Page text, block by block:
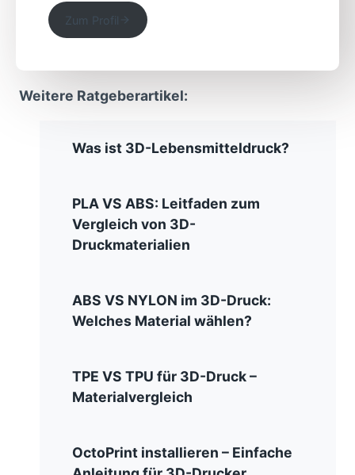
Zum Profil
Weitere Ratgeberartikel:
Was ist 3D-Lebensmitteldruck?
PLA VS ABS: Leitfaden zum
Vergleich von 3D-
Druckmaterialien
ABS VS NYLON im 3D-Druck:
Welches Material wählen?
TPE VS TPU für 3D-Druck –
Materialvergleich
OctoPrint installieren – Einfache